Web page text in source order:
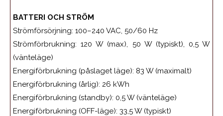
BATTERI OCH STRÖM
Strömförsörjning: 100–240 VAC, 50/60 Hz
Strömförbrukning: 120 W (max), 50 W (typiskt), 0,5 W
(vänteläge)
Energiförbrukning (påslaget läge): 83 W (maximalt)
Energiförbrukning (årlig): 26 kWh
Energiförbrukning (standby): 0,5 W (vänteläge)
Energiförbrukning (OFF-läge): 33,5 W (typiskt)